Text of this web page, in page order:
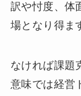
訳や忖度、体
場となり得ま
なければ課題
意味では経営